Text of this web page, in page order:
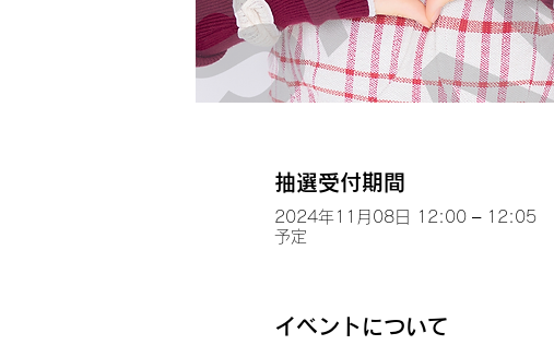
抽選受付期間
2024年11月08日 12:00 – 12:05
予定
イベントについて